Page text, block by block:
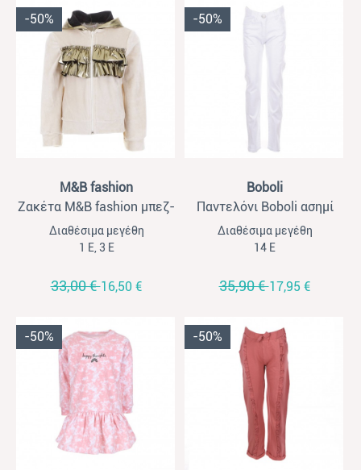
-50%
M&B fashion
Ζακέτα M&B fashion μπεζ-
χρυσό βελούδο
Διαθέσιμα μεγέθη
1 Ε, 3 Ε
33,00 €16,50 €
-50%
Boboli
Παντελόνι Boboli ασημί
Διαθέσιμα μεγέθη
14 Ε
35,90 €17,95 €
-50% -50%